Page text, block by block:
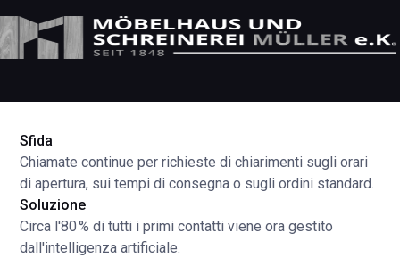
Sfida
Chiamate continue per richieste di chiarimenti sugli orari
di apertura, sui tempi di consegna o sugli ordini standard.
Soluzione
Circa l'80 % di tutti i primi contatti viene ora gestito
dall'intelligenza artificiale.